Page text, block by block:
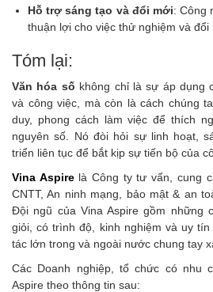
Hỗ trợ sáng tạo và đổi mới: Công
thuận lợi cho việc thử nghiệm và đổi
Tóm lại:
Văn hóa số không chỉ là sự áp dụng
và công việc, mà còn là cách chúng
duy, phong cách làm việc để thích
nguyên số. Nó đòi hỏi sự linh hoạt,
triển liên tục để bắt kịp sự tiến bộ của
Vina Aspirelà Công ty tư vấn, cung
CNTT, An ninh mạng, bảo mật & an
Đội ngũ của Vina Aspire gồm những
giỏi, có trình độ, kinh nghiệm và uy
tác lớn trong và ngoài nước chung tay
Các Doanh nghiệp, tổ chức có nhu
Aspire theo thông tin sau: